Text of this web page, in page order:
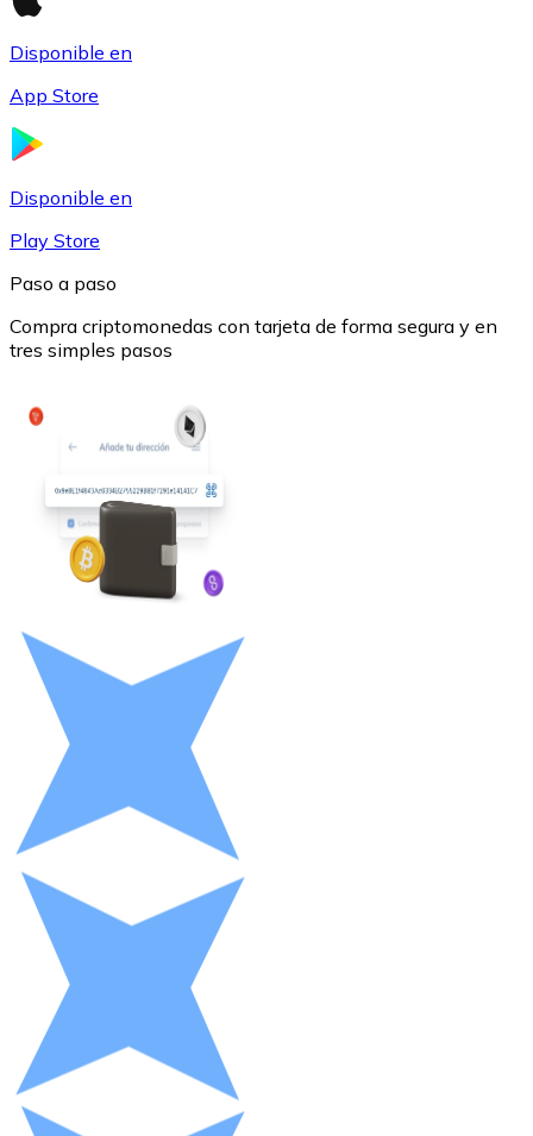
Ethereum
USD Coin
LTC
Disponible en
App Store
Disponible en
Play Store
Paso a paso
Compra criptomonedas con tarjeta de forma segura y en
tres simples pasos